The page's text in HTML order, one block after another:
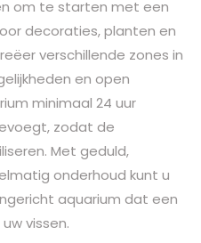
om te starten met een
decoraties, planten en
verschillende zones in
en open
minimaal 24 uur
zodat de
Met geduld,
onderhoud kunt u
aquarium dat een
vissen.